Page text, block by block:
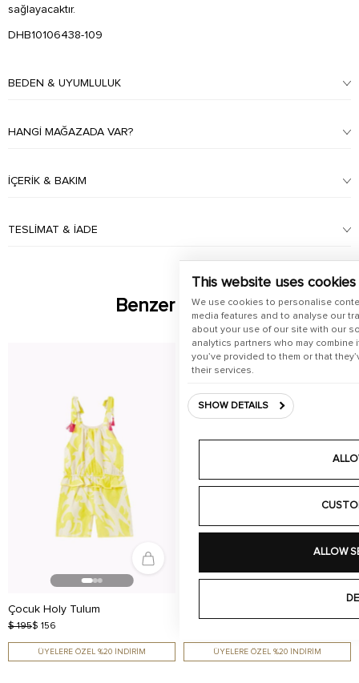
This website uses cookies
We use cookies to personalise
media features and to analyse our
about your use of our site with our
analytics partners who may
you’ve provided to them or that
their services.
SHOW DETAILS
ALLOW
sağlayacaktır.
DHB10106438-109
BEDEN & UYUMLULUK
HANGI MAĞAZADA VAR?
İÇERIK & BAKIM
TESLIMAT & İADE
Benzer Ürünler
Çocuk Holy Tulum
$ 195$ 156
ÜYELERE ÖZEL %20 İNDİRİM ÜYELERE ÖZEL %20 İNDİRİM